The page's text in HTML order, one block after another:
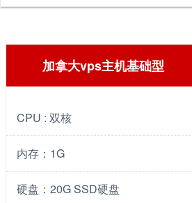
加拿大vps主机基础型
CPU : 双核
内存：1G
硬盘：20G SSD硬盘